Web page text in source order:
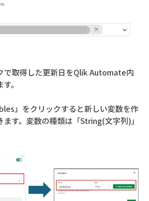
で取得した更新日をQlik Automate内
。
」をクリックすると新しい変数を作
す。変数の種類は「String(文字列)」